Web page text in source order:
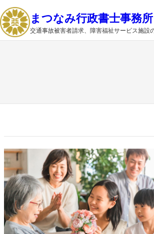
内
容
を
まつなみ行政書士事務所
交通事故被害者請求、障害福祉サービス施設